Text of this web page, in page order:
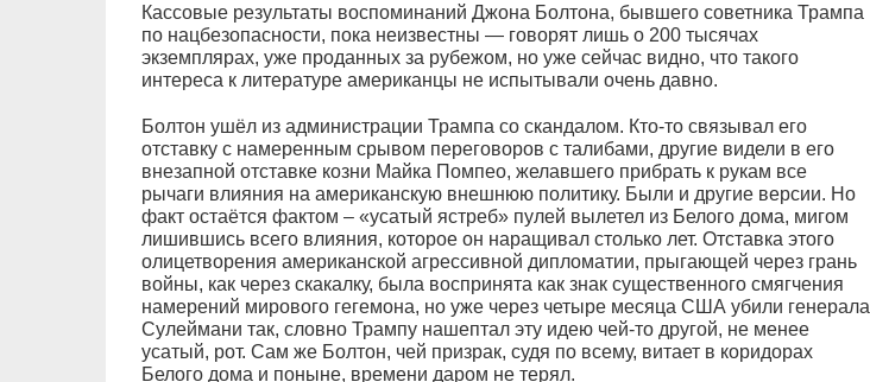
Кассовые результаты воспоминаний Джона Болтона, бывшего советника Трампа
по нацбезопасности, пока неизвестны — говорят лишь о 200 тысячах
экземплярах, уже проданных за рубежом, но уже сейчас видно, что такого
интереса к литературе американцы не испытывали очень давно.
Болтон ушёл из администрации Трампа со скандалом. Кто-то связывал его
отставку с намеренным срывом переговоров с талибами, другие видели в его
внезапной отставке козни Майка Помпео, желавшего прибрать к рукам все
рычаги влияния на американскую внешнюю политику. Были и другие версии. Но
факт остаётся фактом – «усатый ястреб» пулей вылетел из Белого дома, мигом
лишившись всего влияния, которое он наращивал столько лет. Отставка этого
олицетворения американской агрессивной дипломатии, прыгающей через грань
войны, как через скакалку, была воспринята как знак существенного смягчения
намерений мирового гегемона, но уже через четыре месяца США убили генерала
Сулеймани так, словно Трампу нашептал эту идею чей-то другой, не менее
усатый, рот. Сам же Болтон, чей призрак, судя по всему, витает в коридорах
Белого дома и поныне, времени даром не терял.